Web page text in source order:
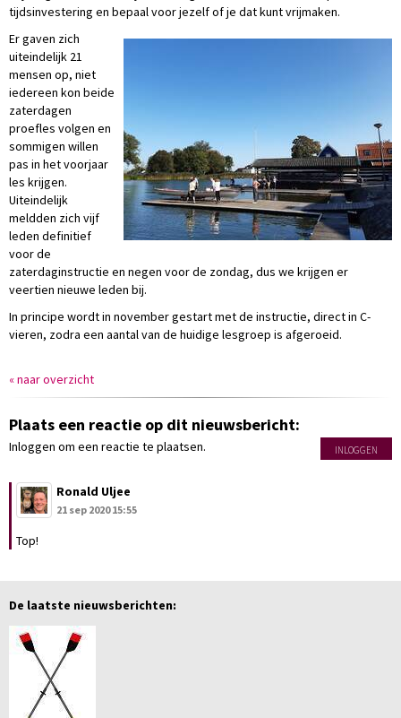
tijdsinvestering en bepaal voor jezelf of je dat kunt vrijmaken.
Er gaven zich
uiteindelijk 21
mensen op, niet
iedereen kon beide
zaterdagen
proefles volgen en
sommigen willen
pas in het voorjaar
les krijgen.
Uiteindelijk
meldden zich vijf
leden definitief
voor de
zaterdaginstructie en negen voor de zondag, dus we krijgen er
veertien nieuwe leden bij.
In principe wordt in november gestart met de instructie, direct in C-
vieren, zodra een aantal van de huidige lesgroep is afgeroeid.
« naar overzicht
Plaats een reactie op dit nieuwsbericht:
Inloggen om een reactie te plaatsen. INLOGGEN
Ronald Uljee
21 sep 2020 15:55
Top!
De laatste nieuwsberichten: